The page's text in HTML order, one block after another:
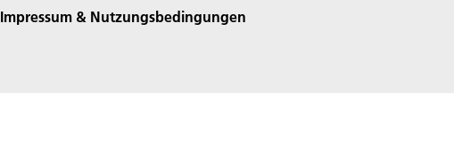
Impressum & Nutzungsbedingungen